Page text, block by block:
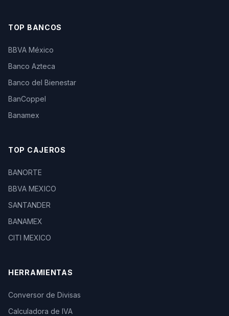
TOP BANCOS
BBVA México
Banco Azteca
Banco del Bienestar
BanCoppel
Banamex
TOP CAJEROS
BANORTE
BBVA MEXICO
SANTANDER
BANAMEX
CITI MEXICO
HERRAMIENTAS
Conversor de Divisas
Calculadora de IVA